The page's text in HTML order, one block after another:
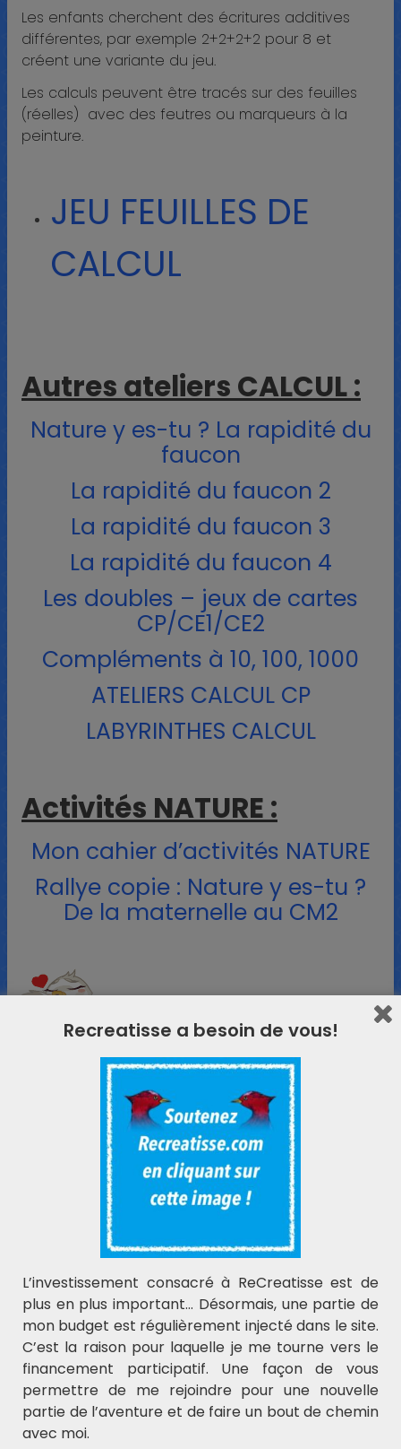
Les enfants cherchent des écritures additives
différentes, par exemple 2+2+2+2 pour 8 et
créent une variante du jeu.
Les calculs peuvent être tracés sur des feuilles
(réelles) avec des feutres ou marqueurs à la
peinture.
JEU FEUILLES DE
CALCUL
Autres ateliers CALCUL :
Nature y es-tu ? La rapidité du
faucon
La rapidité du faucon 2
La rapidité du faucon 3
La rapidité du faucon 4
Les doubles – jeux de cartes
CP/CE1/CE2
Compléments à 10, 100, 1000
ATELIERS CALCUL CP
LABYRINTHES CALCUL
Activités NATURE :
Mon cahier d’activités NATURE
Rallye copie : Nature y es-tu ?
De la maternelle au CM2
Vous pouvez m’aider à poursuivre
ReCreatisse de différentes façons :
Vos commentaires et encouragements
Vos partages
Vos contributions : vos photos des
affichages ou activités réalisées à
partir de mes fichiers ou les fichiers de
vos propres créations
En cliquant sur la pub
En passant par le site pour vos
commandes Amazon
En offrant un tip ponctuel ou régulier
Recreatisse a besoin de vous!
L’investissement consacré à ReCreatisse est de
plus en plus important… Désormais, une partie de
mon budget est régulièrement injecté dans le site.
C’est la raison pour laquelle je me tourne vers le
financement participatif. Une façon de vous
permettre de me rejoindre pour une nouvelle
partie de l’aventure et de faire un bout de chemin
avec moi.